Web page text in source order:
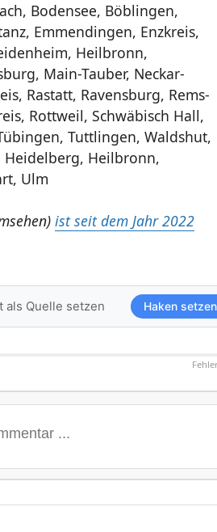
Bodensee, Böblingen,
Emmendingen, Enzkreis,
Heilbronn,
Main-Tauber, Neckar-
Rastatt, Ravensburg, Rems-
Rottweil, Schwäbisch Hall,
Tuttlingen, Waldshut,
Heidelberg, Heilbronn,
Ulm
ist seit dem Jahr 2022
als Quelle setzen Haken